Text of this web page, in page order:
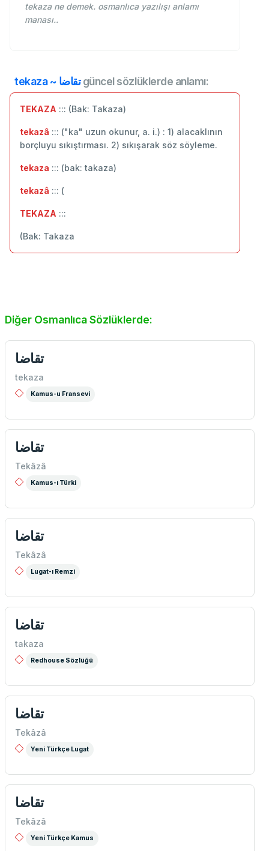
tekaza ne demek. osmanlıca yazılışı anlamı
manası..
tekaza ~ تقاضاgüncel sözlüklerde anlamı:
TEKAZA ::: (Bak: Takaza)
tekazâ ::: ("ka" uzun okunur, a. i.) : 1) alacaklının
borçluyu sıkıştırması. 2) sıkışarak söz söyleme.
tekaza ::: (bak: takaza)
tekazâ ::: (
TEKAZA :::
(Bak: Takaza
Diğer Osmanlıca Sözlüklerde:
تقاضا
tekaza
Kamus-u Fransevi
تقاضا
Tekâzâ
Kamus-ı Türki
تقاضا
Tekâzâ
Lugat-ı Remzi
تقاضا
takaza
Redhouse Sözlüğü
تقاضا
Tekâzâ
Yeni Türkçe Lugat
تقاضا
Tekâzâ
Yeni Türkçe Kamus